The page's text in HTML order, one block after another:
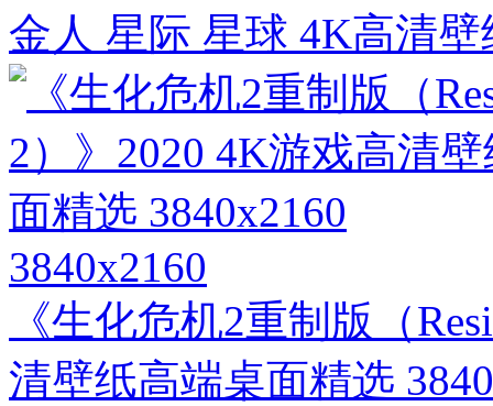
金人 星际 星球 4K高清
3840x2160
《生化危机2重制版（
清壁纸高端桌面精选